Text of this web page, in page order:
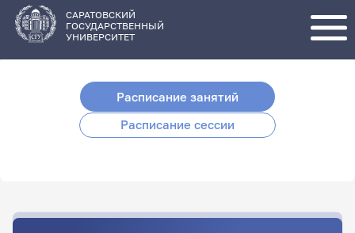
основному
содержанию
САРАТОВСКИЙ
ГОСУДАРСТВЕННЫЙ
УНИВЕРСИТЕТ
Расписание занятий
Расписание сессии